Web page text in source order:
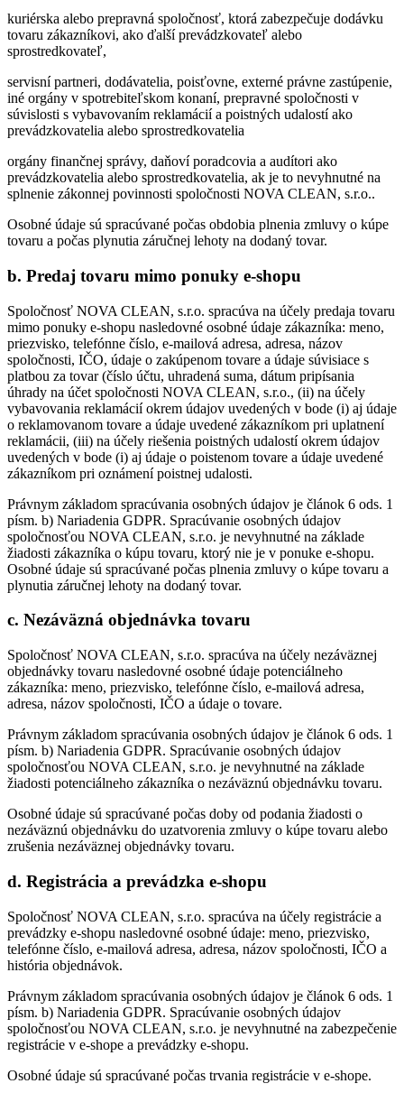
kuriérska alebo prepravná spoločnosť, ktorá zabezpečuje dodávku
tovaru zákazníkovi, ako ďalší prevádzkovateľ alebo
sprostredkovateľ,
servisní partneri, dodávatelia, poisťovne, externé právne zastúpenie,
iné orgány v spotrebiteľskom konaní, prepravné spoločnosti v
súvislosti s vybavovaním reklamácií a poistných udalostí ako
prevádzkovatelia alebo sprostredkovatelia
orgány finančnej správy, daňoví poradcovia a audítori ako
prevádzkovatelia alebo sprostredkovatelia, ak je to nevyhnutné na
splnenie zákonnej povinnosti spoločnosti NOVA CLEAN, s.r.o..
Osobné údaje sú spracúvané počas obdobia plnenia zmluvy o kúpe
tovaru a počas plynutia záručnej lehoty na dodaný tovar.
b. Predaj tovaru mimo ponuky e-shopu
Spoločnosť NOVA CLEAN, s.r.o. spracúva na účely predaja tovaru
mimo ponuky e-shopu nasledovné osobné údaje zákazníka: meno,
priezvisko, telefónne číslo, e-mailová adresa, adresa, názov
spoločnosti, IČO, údaje o zakúpenom tovare a údaje súvisiace s
platbou za tovar (číslo účtu, uhradená suma, dátum pripísania
úhrady na účet spoločnosti NOVA CLEAN, s.r.o., (ii) na účely
vybavovania reklamácií okrem údajov uvedených v bode (i) aj údaje
o reklamovanom tovare a údaje uvedené zákazníkom pri uplatnení
reklamácii, (iii) na účely riešenia poistných udalostí okrem údajov
uvedených v bode (i) aj údaje o poistenom tovare a údaje uvedené
zákazníkom pri oznámení poistnej udalosti.
Právnym základom spracúvania osobných údajov je článok 6 ods. 1
písm. b) Nariadenia GDPR. Spracúvanie osobných údajov
spoločnosťou NOVA CLEAN, s.r.o. je nevyhnutné na základe
žiadosti zákazníka o kúpu tovaru, ktorý nie je v ponuke e-shopu.
Osobné údaje sú spracúvané počas plnenia zmluvy o kúpe tovaru a
plynutia záručnej lehoty na dodaný tovar.
c. Nezáväzná objednávka tovaru
Spoločnosť NOVA CLEAN, s.r.o. spracúva na účely nezáväznej
objednávky tovaru nasledovné osobné údaje potenciálneho
zákazníka: meno, priezvisko, telefónne číslo, e-mailová adresa,
adresa, názov spoločnosti, IČO a údaje o tovare.
Právnym základom spracúvania osobných údajov je článok 6 ods. 1
písm. b) Nariadenia GDPR. Spracúvanie osobných údajov
spoločnosťou NOVA CLEAN, s.r.o. je nevyhnutné na základe
žiadosti potenciálneho zákazníka o nezáväznú objednávku tovaru.
Osobné údaje sú spracúvané počas doby od podania žiadosti o
nezáväznú objednávku do uzatvorenia zmluvy o kúpe tovaru alebo
zrušenia nezáväznej objednávky tovaru.
d. Registrácia a prevádzka e-shopu
Spoločnosť NOVA CLEAN, s.r.o. spracúva na účely registrácie a
prevádzky e-shopu nasledovné osobné údaje: meno, priezvisko,
telefónne číslo, e-mailová adresa, adresa, názov spoločnosti, IČO a
história objednávok.
Právnym základom spracúvania osobných údajov je článok 6 ods. 1
písm. b) Nariadenia GDPR. Spracúvanie osobných údajov
spoločnosťou NOVA CLEAN, s.r.o. je nevyhnutné na zabezpečenie
registrácie v e-shope a prevádzky e-shopu.
Osobné údaje sú spracúvané počas trvania registrácie v e-shope.